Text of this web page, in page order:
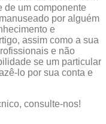
de um componente
por alguém
e
assim como a sua
e não
se um particular
lo por sua conta e
consulte-nos!